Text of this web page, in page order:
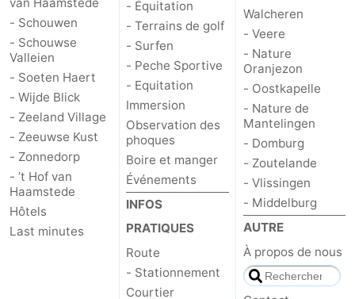
Duiveland
-
Brouwershaven
-
Bruinisse
-
Zierikzee
-
Nature
Oosterschelde
-
Burgh
Haamstede
-
Nature
Walcheren
- Schouwen
- Schouwse
Valleien
- Soeten Haert
- Wijde Blick
- Zeeland Village
- Zeeuwse Kust
- Zonnedorp
- ’t Hof van
Haamstede
Hôtels
Last minutes
- Équitation
- Terrains de golf
- Surfen
- Peche Sportive
- Equitation
Immersion
Observation des
phoques
Boire et manger
Événements
INFOS
PRATIQUES
Route
- Stationnement
Courtier
Walcheren
- Veere
- Nature
Oranjezon
- Oostkapelle
- Nature de
Mantelingen
- Domburg
- Zoutelande
- Vlissingen
- Middelburg
AUTRE
À propos de nous